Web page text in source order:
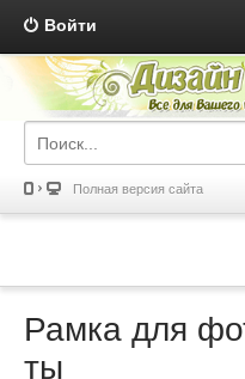
Войти
Полная версия сайта
Рамка для
ты